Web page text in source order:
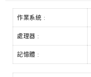
作業系統 :
處理器 :
記憶體 :